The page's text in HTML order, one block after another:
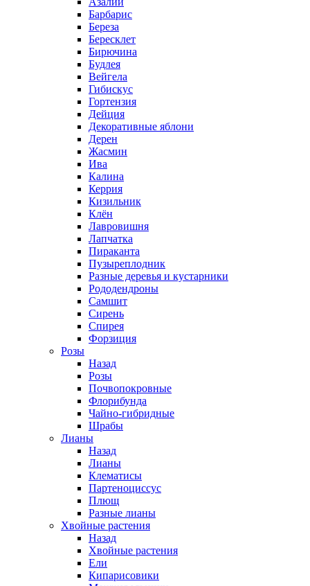
Барбарис
Береза
Бересклет
Бирючина
Будлея
Вейгела
Гибискус
Гортензия
Дейция
Декоративные яблони
Дерен
Жасмин
Ива
Калина
Керрия
Кизильник
Клён
Лавровишня
Лапчатка
Пираканта
Пузыреплодник
Разные деревья и кустарники
Рододендроны
Самшит
Сирень
Спирея
Форзиция
Розы
Назад
Розы
Почвопокровные
Флорибунда
Чайно-гибридные
Шрабы
Лианы
Назад
Лианы
Клематисы
Партеноциссус
Плющ
Разные лианы
Хвойные растения
Назад
Хвойные растения
Ели
Кипарисовики